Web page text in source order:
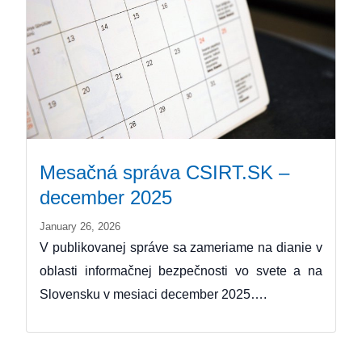
Mesačná správa CSIRT.SK –
december 2025
January 26, 2026
V publikovanej správe sa zameriame na dianie v
oblasti informačnej bezpečnosti vo svete a na
Slovensku v mesiaci december 2025….